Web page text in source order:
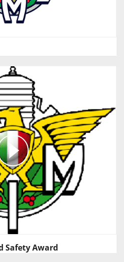
Safety Award